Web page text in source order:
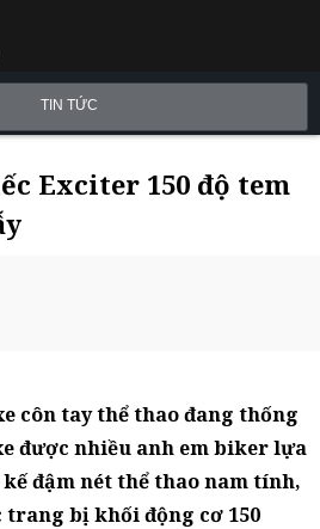
TIN TỨC
Exciter 150 độ tem
côn tay thể thao đang thống
được nhiều anh em biker lựa
đậm nét thể thao nam tính,
trang bị khối động cơ 150